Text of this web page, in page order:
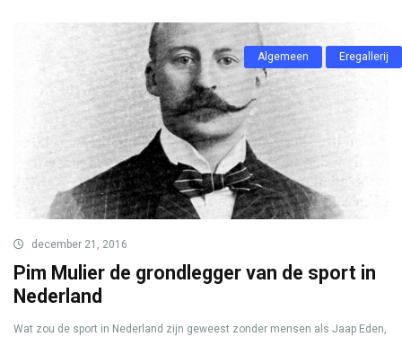
Algemeen Eregallerij
december 21, 2016
Pim Mulier de grondlegger van de sport in
Nederland
Wat zou de sport in Nederland zijn geweest zonder mensen als Jaap Eden,